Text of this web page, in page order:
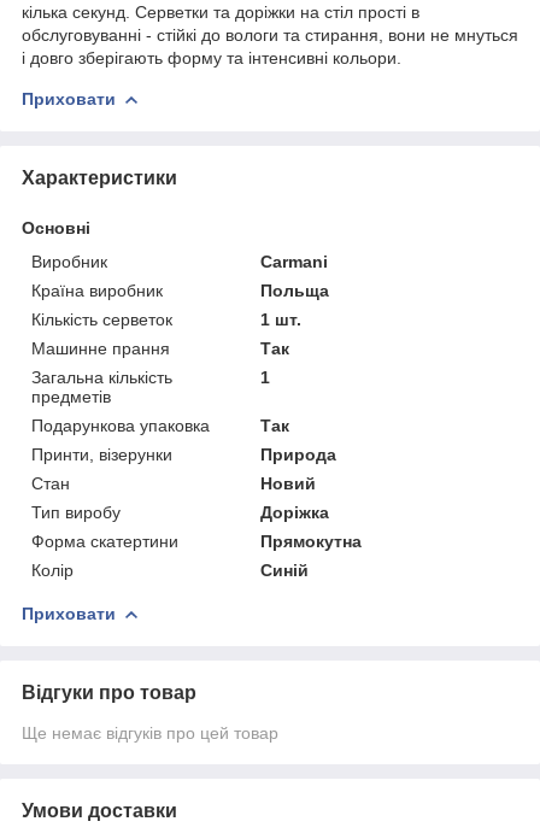
кілька секунд. Серветки та доріжки на стіл прості в
обслуговуванні - стійкі до вологи та стирання, вони не мнуться
і довго зберігають форму та інтенсивні кольори.
Приховати
Характеристики
Основні
Виробник
Carmani
Країна виробник
Польща
Кількість серветок
1 шт.
Машинне прання
Так
Загальна кількість
предметів
1
Подарункова упаковка
Так
Принти, візерунки
Природа
Стан
Новий
Тип виробу
Доріжка
Форма скатертини
Прямокутна
Колір
Синій
Приховати
Відгуки про товар
Ще немає відгуків про цей товар
Умови доставки